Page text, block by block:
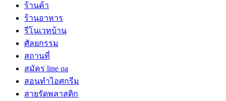
ร้านค้า
ร้านอาหาร
รีโนเวทบ้าน
ศัลยกรรม
สถานที่
สมัคร line oa
สอนทำไอศกรีม
สายรัดพลาสติก